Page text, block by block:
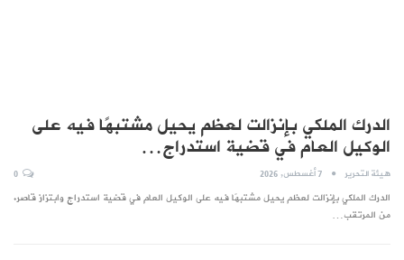
الدرك الملكي بإنزالت لعظم يحيل مشتبهًا فيه على
الوكيل العام في قضية استدراج…
هيئة التحرير 7 أغسطس, 2026
الدرك الملكي بإنزالت لعظم يحيل مشتبهًا فيه على الوكيل العام في قضية استدراج وابتزاز قاصر.
من المرتقب…